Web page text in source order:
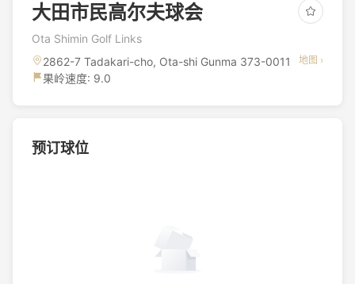
大田市民高尔夫球会
Ota Shimin Golf Links
2862-7 Tadakari-cho, Ota-shi Gunma 373-0011
地图 ›
果岭速度: 9.0
预订球位